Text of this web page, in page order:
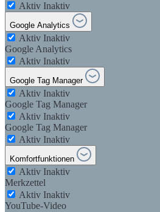
Aktiv Inaktiv
Google Analytics
Aktiv Inaktiv
Google Analytics
Aktiv Inaktiv
Google Tag Manager
Aktiv Inaktiv
Google Tag Manager
Aktiv Inaktiv
Google Tag Manager
Aktiv Inaktiv
Komfortfunktionen
Aktiv Inaktiv
Merkzettel
Aktiv Inaktiv
YouTube-Video